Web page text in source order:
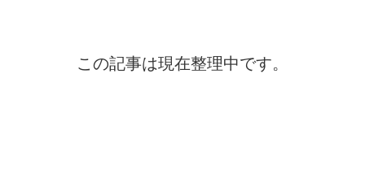
この記事は現在整理中です。